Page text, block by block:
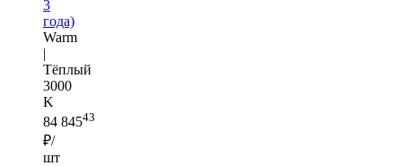
3
года)
Warm
|
Тёплый
3000
K
84 84543
₽/
шт